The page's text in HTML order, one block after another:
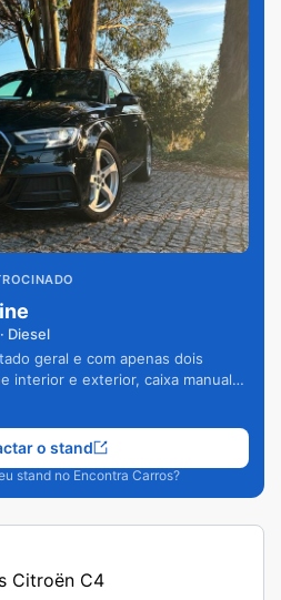
Diesel
geral e com apenas dois
interior e exterior, caixa manual
stand no Encontra Carros?
o stand
Citroën C4